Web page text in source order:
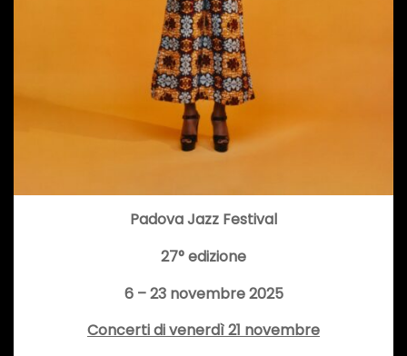
Padova Jazz Festival
27° edizione
6 – 23 novembre 2025
Concerti divenerdì 21 novembre